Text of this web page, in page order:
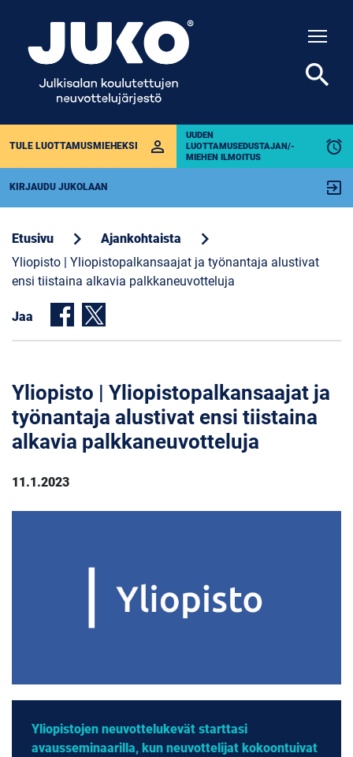
TULE LUOTTAMUSMIEHEKSI perm_identity
UUDEN
LUOTTAMUSEDUSTAJAN/-
MIEHEN ILMOITUS
alarm
KIRJAUDU JUKOLAAN exit_to_app
search
Etusivu chevron_right Ajankohtaista chevron_right
Yliopisto | Yliopistopalkansaajat ja työnantaja alustivat
ensi tiistaina alkavia palkkaneuvotteluja
Jaa
Yliopisto | Yliopistopalkansaajat ja
työnantaja alustivat ensi tiistaina
alkavia palkkaneuvotteluja
11.1.2023
Yliopistojen neuvottelukevät starttasi
avausseminaarilla, kun neuvottelijat kokoontuivat